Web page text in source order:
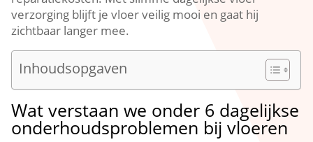
verzorging blijft je vloer veilig mooi en gaat hij
zichtbaar langer mee.​
Inhoudsopgaven
Wat verstaan we onder 6 dagelijkse
onderhoudsproblemen bij vloeren